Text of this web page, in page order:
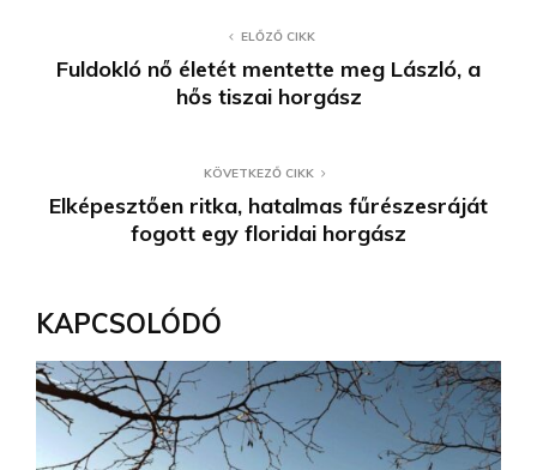
ELŐZŐ CIKK
Fuldokló nő életét mentette meg László, a
hős tiszai horgász
KÖVETKEZŐ CIKK
Elképesztően ritka, hatalmas fűrészesráját
fogott egy floridai horgász
KAPCSOLÓDÓ